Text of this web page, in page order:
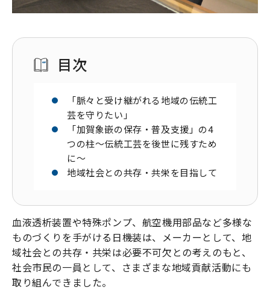
目次
「脈々と受け継がれる地域の伝統工
芸を守りたい」
「加賀象嵌の保存・普及支援」の4
つの柱〜伝統工芸を後世に残すため
に〜
地域社会との共存・共栄を目指して
血液透析装置や特殊ポンプ、航空機用部品など多様な
ものづくりを手がける日機装は、メーカーとして、地
域社会との共存・共栄は必要不可欠との考えのもと、
社会市民の一員として、さまざまな地域貢献活動にも
取り組んできました。